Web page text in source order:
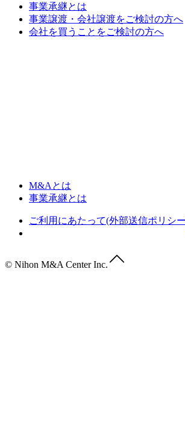
事業承継とは
事業譲渡・会社譲渡をご検討の方へ
会社を買うことをご検討の方へ
M&Aとは
事業承継とは
ご利用にあたって(外部送信ポリシ
© Nihon M&A Center Inc.